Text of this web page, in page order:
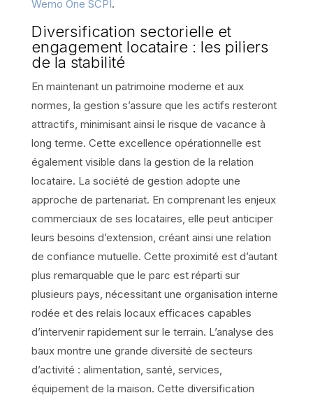
Wemo One SCPI .
Diversification sectorielle et
engagement locataire : les piliers
de la stabilité
En maintenant un patrimoine moderne et aux
normes, la gestion s’assure que les actifs resteront
attractifs, minimisant ainsi le risque de vacance à
long terme. Cette excellence opérationnelle est
également visible dans la gestion de la relation
locataire. La société de gestion adopte une
approche de partenariat. En comprenant les enjeux
commerciaux de ses locataires, elle peut anticiper
leurs besoins d’extension, créant ainsi une relation
de confiance mutuelle. Cette proximité est d’autant
plus remarquable que le parc est réparti sur
plusieurs pays, nécessitant une organisation interne
rodée et des relais locaux efficaces capables
d’intervenir rapidement sur le terrain. L’analyse des
baux montre une grande diversité de secteurs
d’activité : alimentation, santé, services,
équipement de la maison. Cette diversification